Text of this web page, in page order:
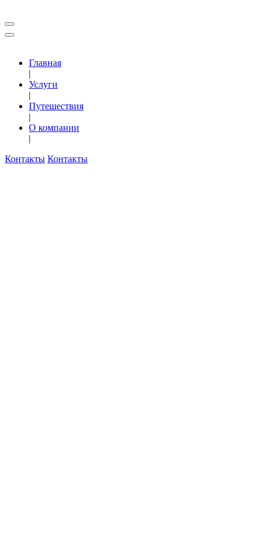
Главная
|
Услуги
|
Путешествия
|
О компании
|
Контакты Контакты